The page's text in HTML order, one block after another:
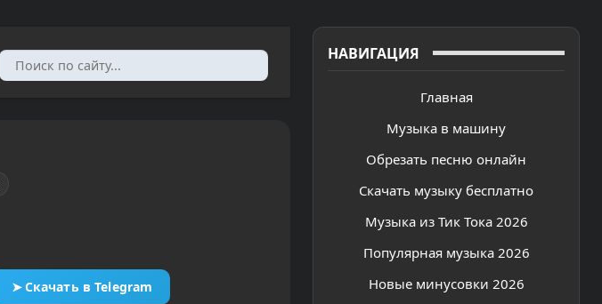
НАВИГАЦИЯ
Главная
Музыка в машину
Обрезать песню онлайн
Скачать музыку бесплатно
Музыка из Тик Тока 2026
Популярная музыка 2026
Новые минусовки 2026
➤Скачать в Telegram